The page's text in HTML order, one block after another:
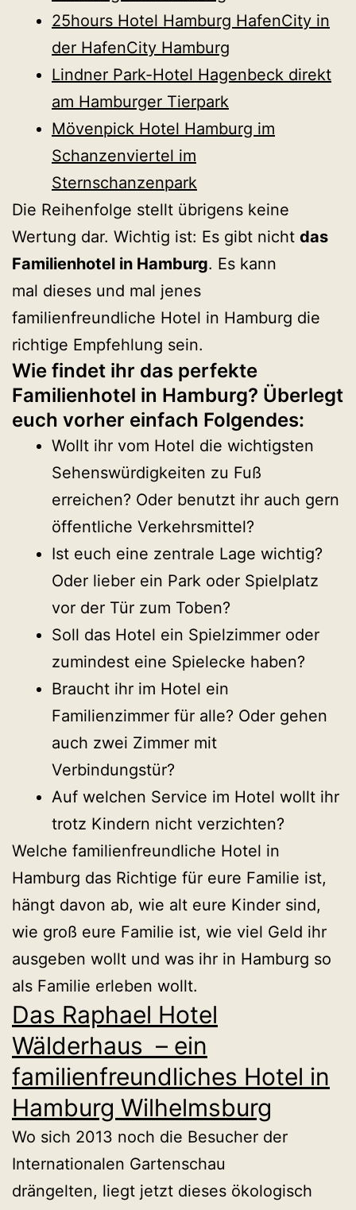
25hours Hotel Hamburg HafenCity in
der HafenCity Hamburg
Lindner Park-Hotel Hagenbeck direkt
am Hamburger Tierpark
Mövenpick Hotel Hamburg im
Schanzenviertel im
Sternschanzenpark
Die Reihenfolge stellt übrigens keine
Wertung dar. Wichtig ist: Es gibt nicht das
Familienhotel in Hamburg. Es kann
mal dieses und mal jenes
familienfreundliche Hotel in Hamburg die
richtige Empfehlung sein.
Wie findet ihr das perfekte
Familienhotel in Hamburg? Überlegt
euch vorher einfach Folgendes:
Wollt ihr vom Hotel die wichtigsten
Sehenswürdigkeiten zu Fuß
erreichen? Oder benutzt ihr auch gern
öffentliche Verkehrsmittel?
Ist euch eine zentrale Lage wichtig?
Oder lieber ein Park oder Spielplatz
vor der Tür zum Toben?
Soll das Hotel ein Spielzimmer oder
zumindest eine Spielecke haben?
Braucht ihr im Hotel ein
Familienzimmer für alle? Oder gehen
auch zwei Zimmer mit
Verbindungstür?
Auf welchen Service im Hotel wollt ihr
trotz Kindern nicht verzichten?
Welche familienfreundliche Hotel in
Hamburg das Richtige für eure Familie ist,
hängt davon ab, wie alt eure Kinder sind,
wie groß eure Familie ist, wie viel Geld ihr
ausgeben wollt und was ihr in Hamburg so
als Familie erleben wollt.
Das Raphael Hotel
Wälderhaus – ein
familienfreundliches Hotel in
Hamburg Wilhelmsburg
Wo sich 2013 noch die Besucher der
Internationalen Gartenschau
drängelten, liegt jetzt dieses ökologisch